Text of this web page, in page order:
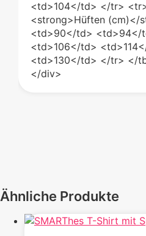
<td>104</td> </tr>
<strong>Hüften (cm)</
<td>90</td> <td>94</
<td>106</td>
<td>130</td> </tr> </
</div>
Ähnliche Produkte